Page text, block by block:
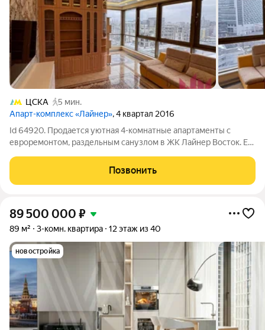
ЦСКА
5 мин.
Апарт-комплекс «Лайнер», 4 квартал 2016
Id 64920. Продается уютная 4-комнатные апартаменты с
евроремонтом, раздельным санузлом в ЖК Лайнер Восток. Её
кухонным гарнитуром, мебелью и бытовой техникой. Есть
премиальный холодильник,
Позвонить
89 500 000 ₽
89 м² 3-комн. квартира 12 этаж из 40
новостройка